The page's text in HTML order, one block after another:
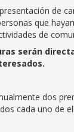
de
que
de
serán
dos
cada uno de